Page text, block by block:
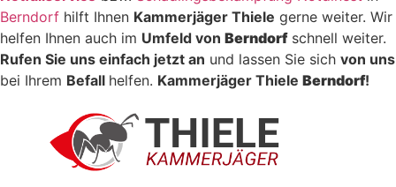
Berndorf hilft Ihnen Kammerjäger Thiele gerne weiter. Wir
helfen Ihnen auch im Umfeld von Berndorfschnell weiter.
Rufen Sie uns einfach jetzt an und lassen Sie sich von uns
bei Ihrem Befall helfen. Kammerjäger Thiele Berndorf!